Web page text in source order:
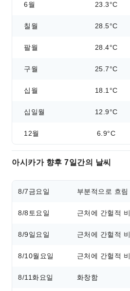
6월 23.3°C
칠월 28.5°C
팔월 28.4°C
구월 25.7°C
십월 18.1°C
십일월 12.9°C
12월 6.9°C
아시카가 향후 7일간의 날씨
8/7금요일 부분적으로 흐림
8/8 토요일 근처에 간헐적 비
8/9일요일 근처에 간헐적 비
8/10월요일 근처에 간헐적 비
8/11 화요일 화창함